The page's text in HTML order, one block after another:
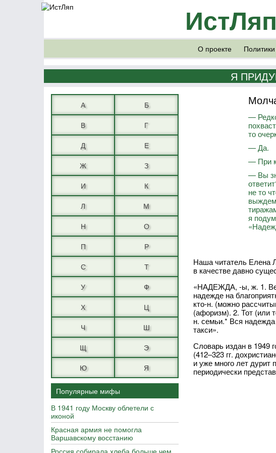
ИстЛяп
О проекте Политики
Я
А
Б
В
Г
Д
Е
Ж
З
И
К
Л
М
Н
О
П
Р
С
Т
У
Ф
Х
Ц
Ч
Ш
Щ
Э
Ю
Я
Популярные мифы
В 1941 году Москву облетели с
иконой
Красная армия не помогла
Варшавскому восстанию
Россия собирала хлеба больше чем
—
то
— Да.
— При
— Вы
не то
я
Наша читатель Елена
в качестве давно
«НАДЕЖДА, -ы, ж. 1.
надежде на
кто-н. (можно
(афоризм). 2. Тот (или
н. семьи.* Вся
такси».
Словарь издан в 1949
(412–323 гг.
и уже много лет дурит
периодически